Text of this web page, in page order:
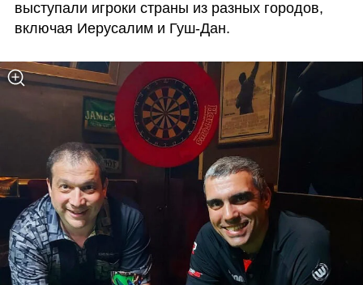
выступали игроки страны из разных городов,
включая Иерусалим и Гуш-Дан.